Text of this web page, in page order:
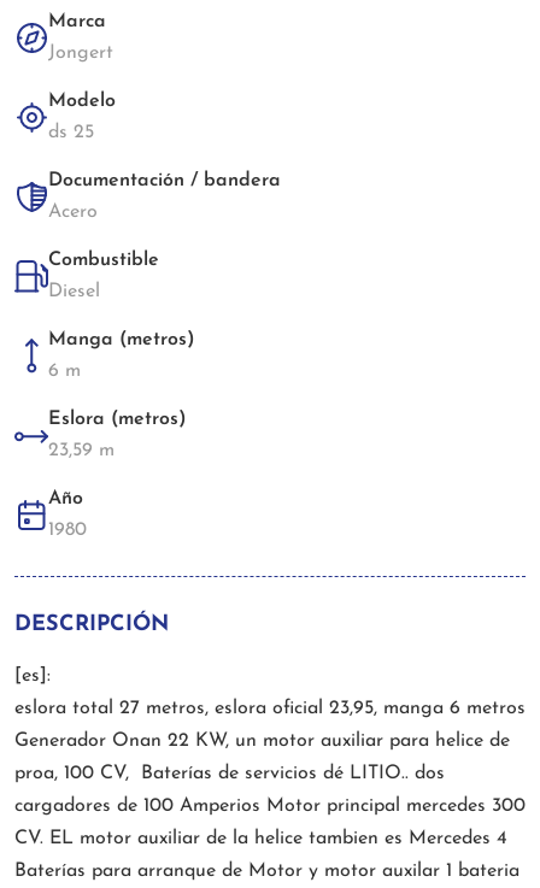
Marca
Jongert
Modelo
ds 25
Documentación / bandera
Acero
Combustible
Diesel
Manga (metros)
6 m
Eslora (metros)
23,59 m
Año
1980
DESCRIPCIÓN
[es]:
eslora total 27 metros, eslora oficial 23,95, manga 6 metros
Generador Onan 22 KW, un motor auxiliar para helice de
proa, 100 CV, Baterías de servicios dé LITIO.. dos
cargadores de 100 Amperios Motor principal mercedes 300
CV. EL motor auxiliar de la helice tambien es Mercedes 4
Baterías para arranque de Motor y motor auxilar 1 bateria